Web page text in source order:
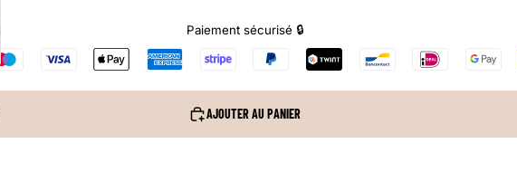
Paiement sécurisé 🔒
AJOUTER AU PANIER